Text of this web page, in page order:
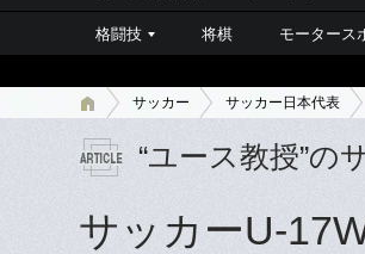
格闘技 将棋 モータース
サッカー サッカー日本代表
“ユース教授”の
サッカーU-